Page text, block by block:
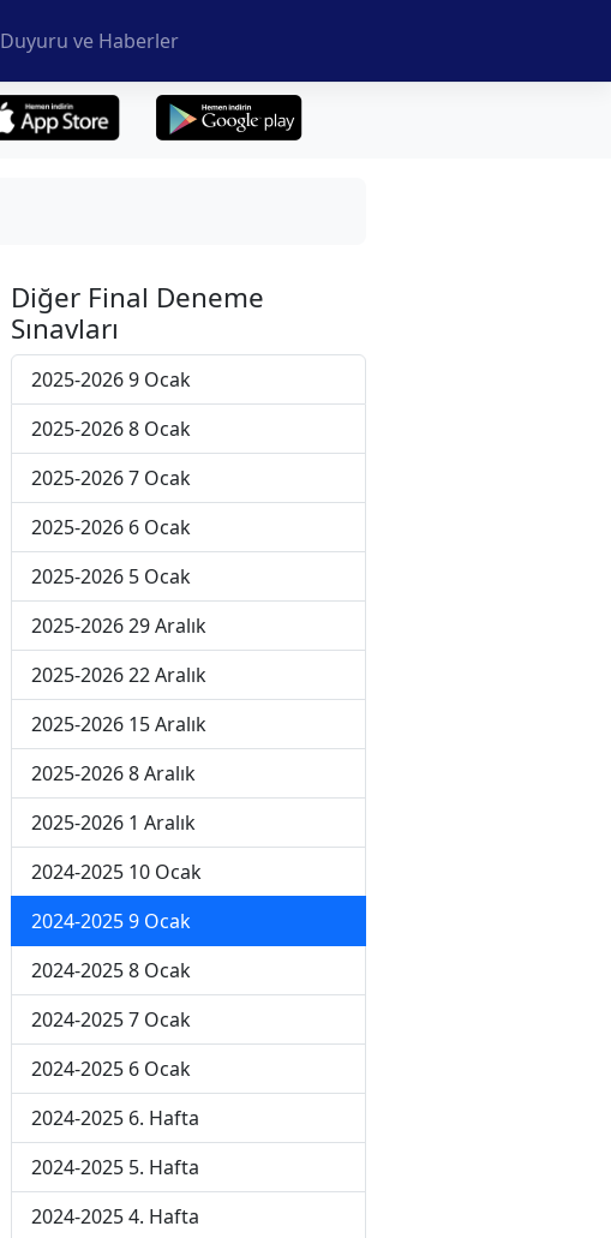
Duyuru ve Haberler
Diğer Final Deneme
Sınavları
2025-2026 9 Ocak
2025-2026 8 Ocak
2025-2026 7 Ocak
2025-2026 6 Ocak
2025-2026 5 Ocak
2025-2026 29 Aralık
2025-2026 22 Aralık
2025-2026 15 Aralık
2025-2026 8 Aralık
2025-2026 1 Aralık
2024-2025 10 Ocak
2024-2025 9 Ocak
2024-2025 8 Ocak
2024-2025 7 Ocak
2024-2025 6 Ocak
2024-2025 6. Hafta
2024-2025 5. Hafta
2024-2025 4. Hafta